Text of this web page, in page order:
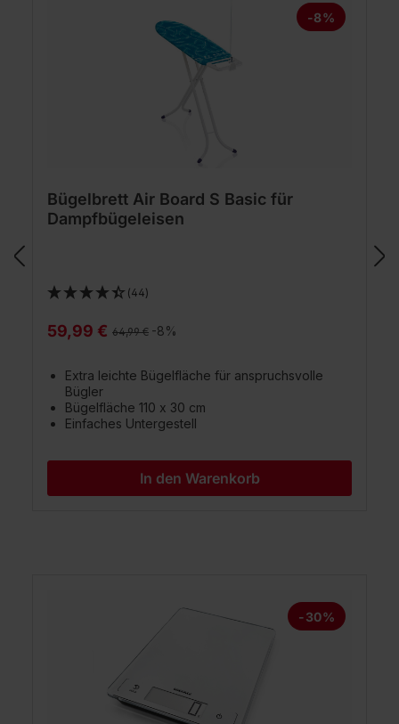
-8%
Bügelbrett Air Board S Basic für
Dampfbügeleisen
(44)
59,99 € Regulärer Preis:
64,99 € -8%
Extra leichte Bügelfläche für anspruchsvolle
Bügler
Bügelfläche 110 x 30 cm
Einfaches Untergestell
In den Warenkorb
-30%